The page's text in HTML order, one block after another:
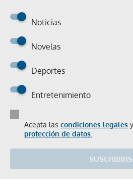
Noticias
Novelas
Deportes
Entretenimiento
Acepta las condiciones legales
protección de datos.